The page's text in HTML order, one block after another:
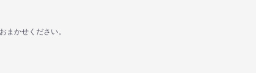
まかせください。